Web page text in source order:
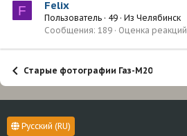
F Felix
Пользователь · 49 · Из Челябинск
Сообщения 189 Оценка реакций
Старые фотографии Газ-М20
Русский (RU)